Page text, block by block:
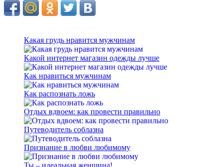
Какая грудь нравится мужчинам
Какой интернет магазин одежды лучше
Как нравиться мужчинам
Как распознать ложь
Отдых вдвоем: как провести правильно
Путеводитель соблазна
Признание в любви любимому
Ты – идеальная женщина!